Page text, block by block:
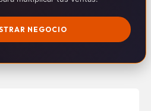
NEGOCIO